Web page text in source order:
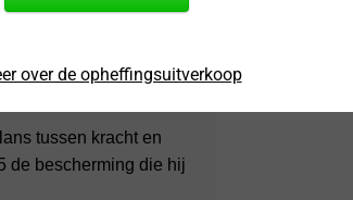
look van de
tussen kracht en
de bescherming die hij
over de opheffingsuitverkoop